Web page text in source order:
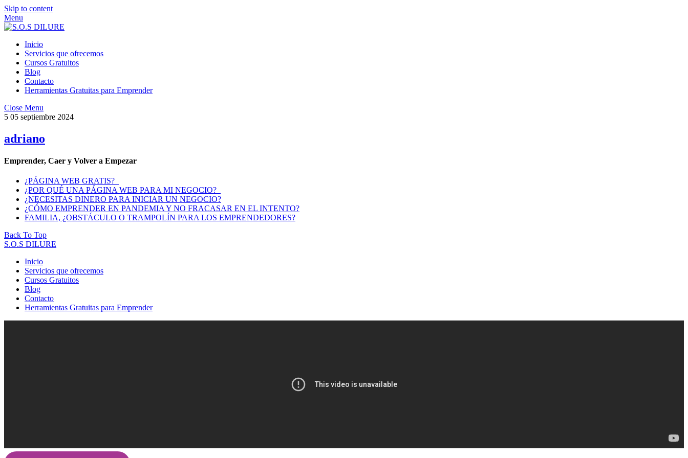
Skip to content
Menu
Inicio
Servicios que ofrecemos
Cursos Gratuitos
Blog
Contacto
Herramientas Gratuitas para Emprender
Close Menu
5 05 septiembre 2024
adriano
Emprender, Caer y Volver a Empezar
¿PÁGINA WEB GRATIS?
¿POR QUÉ UNA PÁGINA WEB PARA MI NEGOCIO?
¿NECESITAS DINERO PARA INICIAR UN NEGOCIO?
¿CÓMO EMPRENDER EN PANDEMIA Y NO FRACASAR EN EL INTENTO?
FAMILIA, ¿OBSTÁCULO O TRAMPOLÍN PARA LOS EMPRENDEDORES?
Back To Top
S.O.S DILURE
Inicio
Servicios que ofrecemos
Cursos Gratuitos
Blog
Contacto
Herramientas Gratuitas para Emprender